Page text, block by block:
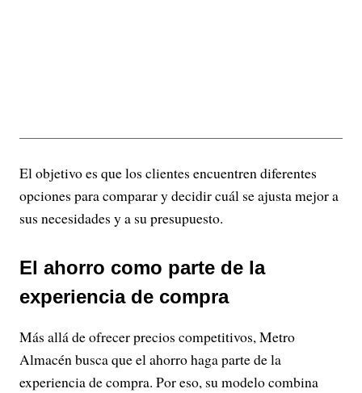
El objetivo es que los clientes encuentren diferentes
opciones para comparar y decidir cuál se ajusta mejor a
sus necesidades y a su presupuesto.
El ahorro como parte de la
experiencia de compra
Más allá de ofrecer precios competitivos, Metro
Almacén busca que el ahorro haga parte de la
experiencia de compra. Por eso, su modelo combina